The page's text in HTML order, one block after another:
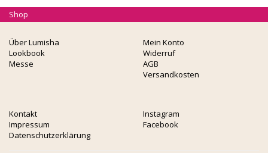
WAR:
IST:
Über Lumisha
Lookbook
Messe
Mein Konto
Widerruf
AGB
Versandkosten
Kontakt
Impressum
Datenschutzerklärung
Instagram
Facebook
Shop